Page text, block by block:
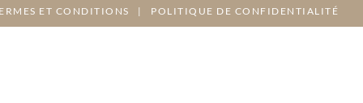
ET CONDITIONS | POLITIQUE DE CONFIDENTIALITÉ